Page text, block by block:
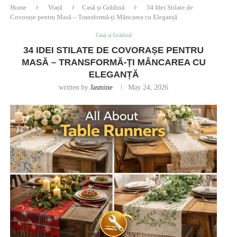
Home Viață Casă și Grădină
34 Idei Stilate de
Covorașe pentru Masă – Transformă-ți Mâncarea cu Eleganță
Casă și Grădină
34 IDEI STILATE DE COVORAȘE PENTRU
MASĂ – TRANSFORMĂ-ȚI MÂNCAREA CU
ELEGANȚĂ
written by Jasmine May 24, 2026